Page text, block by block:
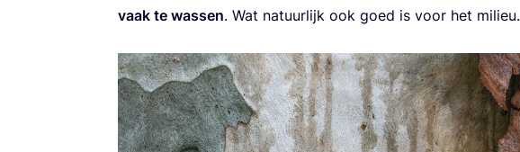
vaak te was­sen. Wat natuur­lijk ook goed is voor het mili­eu.